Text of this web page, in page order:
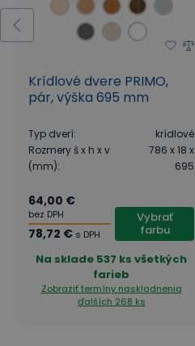
Krídlové dvere PRIMO,
pár, výška 695 mm
Typ dverí:
krídlové
Rozmery š x h x v
(mm):
786 x 18 x
695
64,00 €
bez DPH
78,72 € s DPH
Vybrať
farbu
Na sklade 537 ks všetkých
farieb
Zobraziť termíny naskladnenia
ďalších 268 ks